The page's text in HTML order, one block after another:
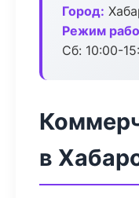
Город:
Режим
Сб: 10:00-
в